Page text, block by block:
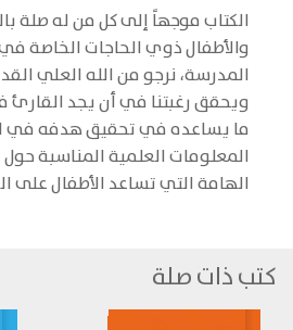
الكتاب موجهاً إلى كل من له صلة
والأطفال ذوي الحاجات الخاصة
المدرسة، نرجو من الله العلي
ويحقق رغبتنا في أن يجد
ما يساعده في تحقيق هدفه في
المعلومات العلمية المناسبة
الهامة التي تساعد الأطفال على
كتب ذات صلة